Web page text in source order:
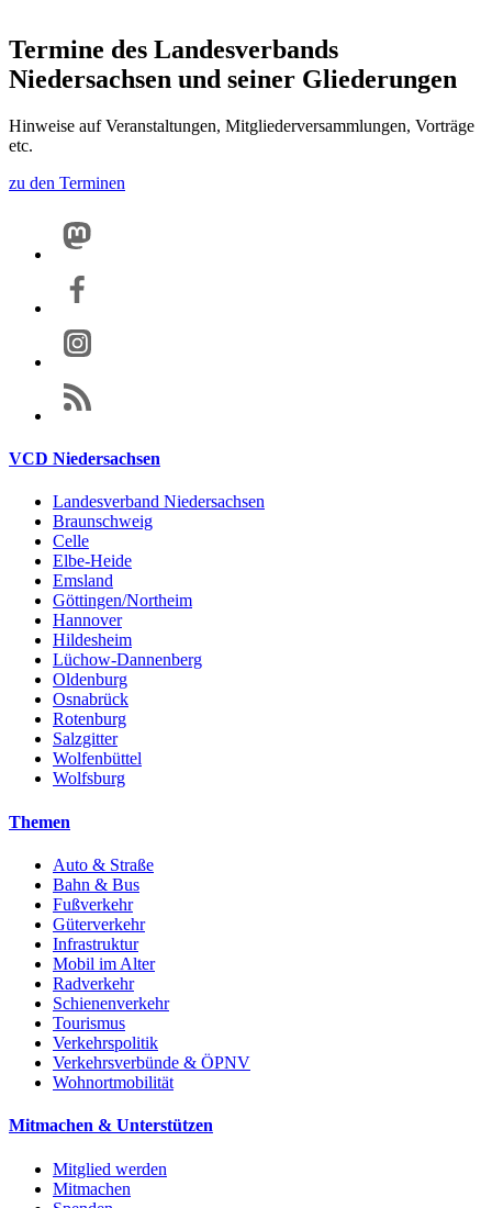
Termine des Landesverbands
Niedersachsen und seiner Gliederungen
Hinweise auf Veranstaltungen, Mitgliederversammlungen, Vorträge
etc.
zu den Terminen
VCD Niedersachsen
Landesverband Niedersachsen
Braunschweig
Celle
Elbe-Heide
Emsland
Göttingen/Northeim
Hannover
Hildesheim
Lüchow-Dannenberg
Oldenburg
Osnabrück
Rotenburg
Salzgitter
Wolfenbüttel
Wolfsburg
Themen
Auto & Straße
Bahn & Bus
Fußverkehr
Güterverkehr
Infrastruktur
Mobil im Alter
Radverkehr
Schienenverkehr
Tourismus
Verkehrspolitik
Verkehrsverbünde & ÖPNV
Wohnortmobilität
Mitmachen & Unterstützen
Mitglied werden
Mitmachen